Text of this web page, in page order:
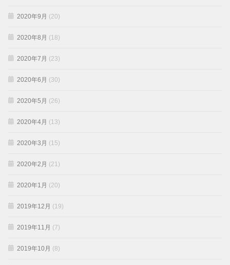
2020年9月 (20)
2020年8月 (18)
2020年7月 (23)
2020年6月 (30)
2020年5月 (26)
2020年4月 (13)
2020年3月 (15)
2020年2月 (21)
2020年1月 (20)
2019年12月 (19)
2019年11月 (7)
2019年10月 (8)